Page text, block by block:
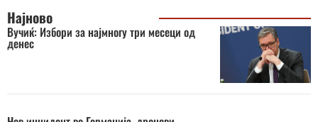
Најново
Вучиќ: Избори за најмногу три месеци од
денес